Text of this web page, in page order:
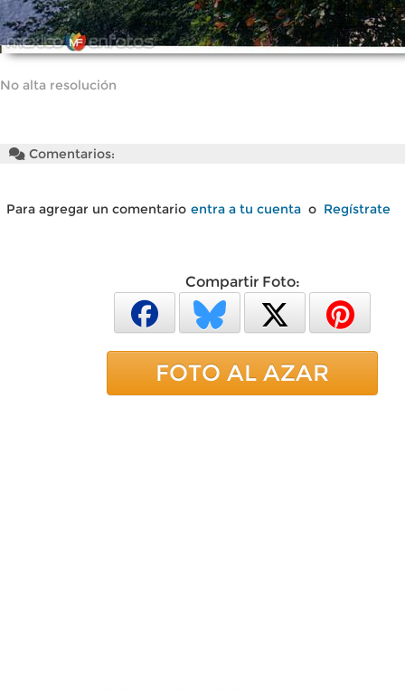
No alta resolución
Comentarios:
Para agregar un comentario entra a tu cuenta o Regístrate
Compartir Foto:
FOTO AL AZAR